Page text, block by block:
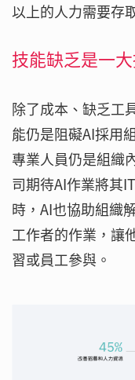
以上的人力需要存
技能缺乏是一
除了成本、缺乏工
能仍是阻礙AI採用
專業人員仍是組織
司期待AI作業將其
時，AI也協助組織
工作者的作業，讓
習或員工參與。